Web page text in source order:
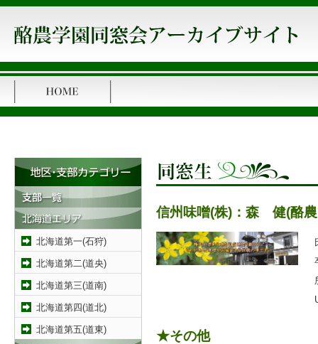
北海道第一(石狩)
北海道第二(道央)
北海道第三(道南)
北海道第四(道北)
北海道第五(道東)
信州味噌(株)：森 健(酪
★その他